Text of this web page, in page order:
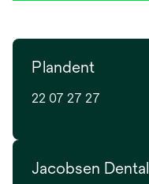
Plandent
22 07 27 27
Jacobsen Dental